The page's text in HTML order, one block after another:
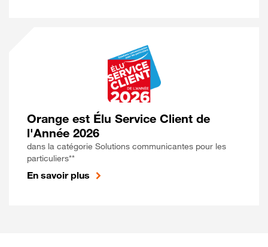
Orange est Élu Service Client de
l'Année 2026
dans la catégorie Solutions communicantes pour les
particuliers**
En savoir plus